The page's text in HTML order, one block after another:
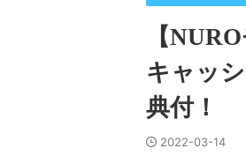
【
キャッ
典付！
2022-03-14